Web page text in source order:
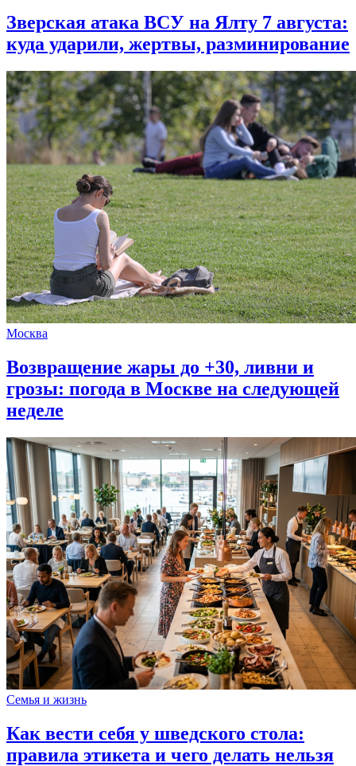
Зверская атака ВСУ на Ялту 7 августа:
куда ударили, жертвы, разминирование
Москва
Возвращение жары до +30, ливни и
грозы: погода в Москве на следующей
неделе
Семья и жизнь
Как вести себя у шведского стола:
правила этикета и чего делать нельзя